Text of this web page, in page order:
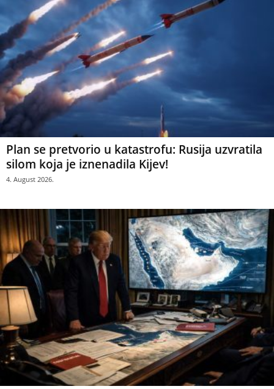
Plan se pretvorio u katastrofu: Rusija uzvratila
silom koja je iznenadila Kijev!
4. August 2026.